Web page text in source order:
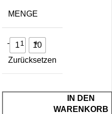
MENGE
1
10
Zurücksetzen
IN DEN
WARENKORB